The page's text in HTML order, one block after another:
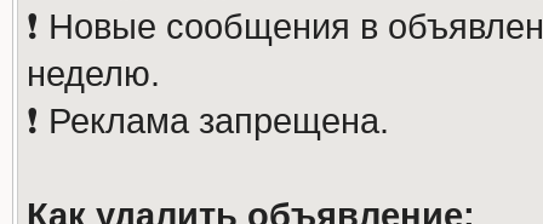
❗️ Новые сообщения в
неделю.
❗️ Реклама запрещена.
Как удалить объявление: